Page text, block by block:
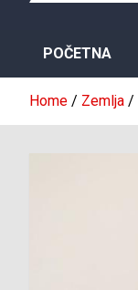
POČETNA
Home Zemlja